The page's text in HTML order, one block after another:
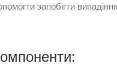
запобігти